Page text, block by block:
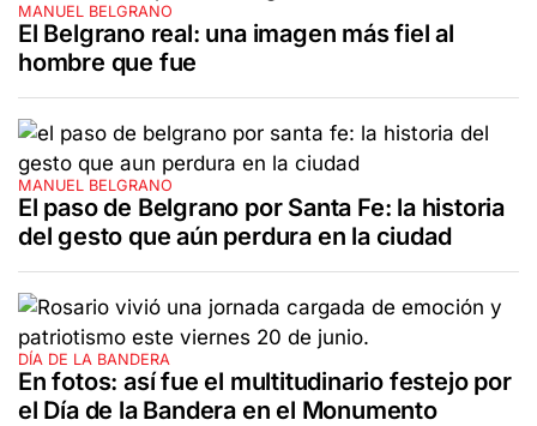
MANUEL BELGRANO
El Belgrano real: una imagen más fiel al
hombre que fue
MANUEL BELGRANO
El paso de Belgrano por Santa Fe: la historia
del gesto que aún perdura en la ciudad
DÍA DE LA BANDERA
En fotos: así fue el multitudinario festejo por
el Día de la Bandera en el Monumento